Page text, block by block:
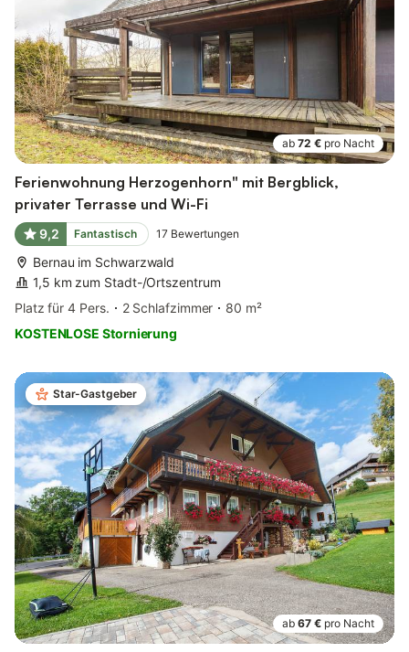
ab 72 € pro Nacht
Ferienwohnung Herzogenhorn" mit Bergblick,
privater Terrasse und Wi-Fi
9,2 Fantastisch 17 Bewertungen
Bernau im Schwarzwald
1,5 km zum Stadt-/Ortszentrum
Platz für 4 Pers.
2 Schlafzimmer
80 m²
KOSTENLOSE Stornierung
Star-Gastgeber
ab 67 € pro Nacht